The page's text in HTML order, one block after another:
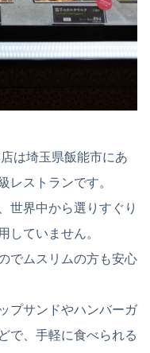
は埼玉県飯能市にあ
レストランです。
世界中から選りすぐり
していません。
でムスリムの方も安心
プサンドやハンバーガ
で、手軽に食べられる